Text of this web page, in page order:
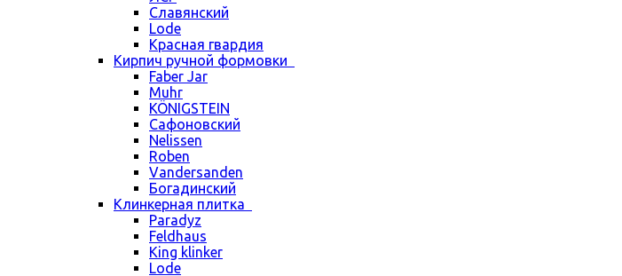
Славянский
Lode
Красная гвардия
Кирпич ручной формовки
Faber Jar
Muhr
KÖNIGSTEIN
Сафоновский
Nelissen
Roben
Vandersanden
Богадинский
Клинкерная плитка
Paradyz
Feldhaus
King klinker
Lode